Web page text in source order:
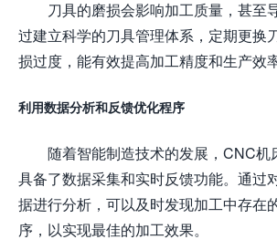
刀具的磨损会影响加工质量，甚至
过建立科学的刀具管理体系，定期更换
损过度，能有效提高加工精度和生产效率
利用数据分析和反馈优化程序
随着智能制造技术的发展，CNC机
具备了数据采集和实时反馈功能。通过
据进行分析，可以及时发现加工中存在
序，以实现最佳的加工效果。